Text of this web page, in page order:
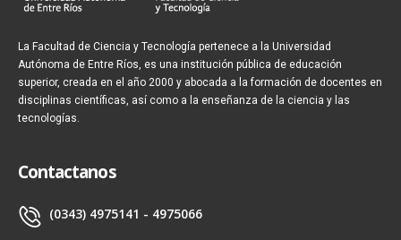
La Facultad de Ciencia y Tecnología pertenece a la Universidad
Autónoma de Entre Ríos, es una institución pública de educación
superior, creada en el año 2000 y abocada a la formación de docentes en
disciplinas científicas, así como a la enseñanza de la ciencia y las
tecnologías.
Contactanos
(0343) 4975141 - 4975066